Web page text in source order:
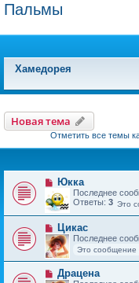
Пальмы
Хамедорея
Новая тема
Отметить все темы
Юкка
Последнее
Ответы: 3 Это
Цикас
Последнее
Это сообщение
Драцена